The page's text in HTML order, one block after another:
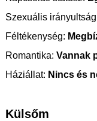
Szexuális
Féltékenység:
Romantika: Vannak
Háziállat: Nincs és
Külsőm